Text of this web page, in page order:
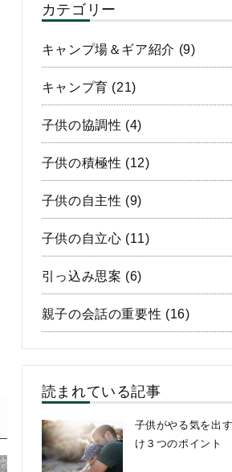
カテゴリー
キャンプ場＆ギア紹介 (9)
キャンプ育 (21)
子供の協調性 (4)
子供の積極性 (12)
子供の自主性 (9)
子供の自立心 (11)
引っ込み思案 (6)
親子の会話の重要性 (16)
読まれている記事
子供がやる気を出
け３つのポイント